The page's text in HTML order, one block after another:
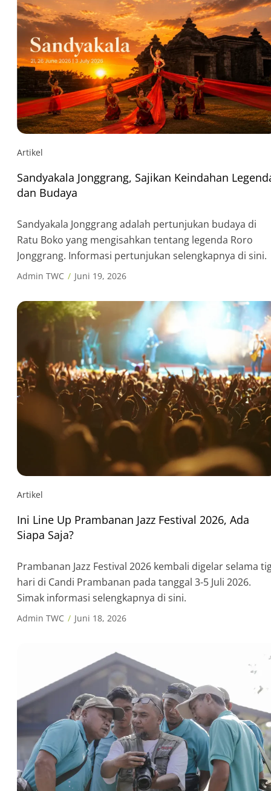
Artikel
Sandyakala Jonggrang, Sajikan Keindahan
dan Budaya
Sandyakala Jonggrang adalah pertunjukan budaya di
Ratu Boko yang mengisahkan tentang legenda Roro
Jonggrang. Informasi pertunjukan selengkapnya di sini.
Admin TWC Juni 19, 2026
Artikel
Ini Line Up Prambanan Jazz Festival 2026, Ada
Siapa Saja?
Prambanan Jazz Festival 2026 kembali digelar selama
hari di Candi Prambanan pada tanggal 3-5 Juli 2026.
Simak informasi selengkapnya di sini.
Admin TWC Juni 18, 2026